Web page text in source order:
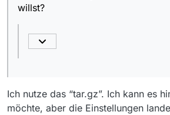
willst?
Ich nutze das “tar.gz”. Ich kann es
möchte, aber die Einstellungen